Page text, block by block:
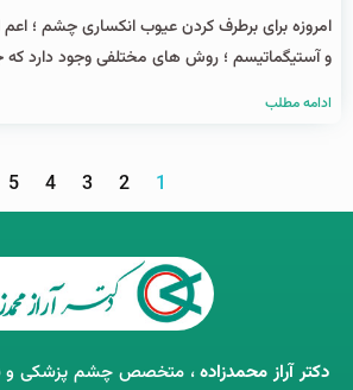
امروزه برای برطرف کردن عیوب انکساری چشم ؛ اعم
و آستیگماتیسم ؛ روش های مختلفی وجود دارد که
ادامه مطلب
1
2
3
4
5
دکتر آراز محمدزاده، متخصص چشم‌ پزشکی و